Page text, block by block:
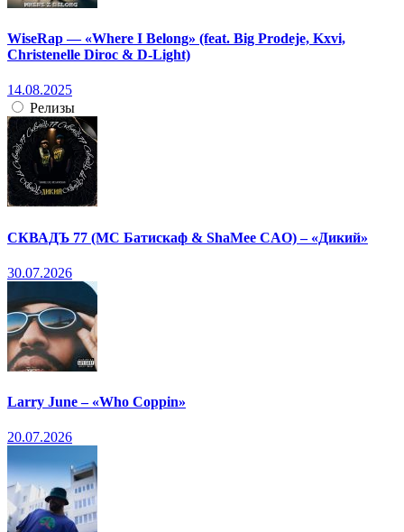
WiseRap — «Where I Belong» (feat. Big Prodeje, Kxvi,
Christenelle Diroc & D-Light)
14.08.2025
Релизы
СКВАДЪ 77 (МС Батискаф & ShaMee CAO) – «Дикий»
30.07.2026
Larry June – «Who Coppin»
20.07.2026